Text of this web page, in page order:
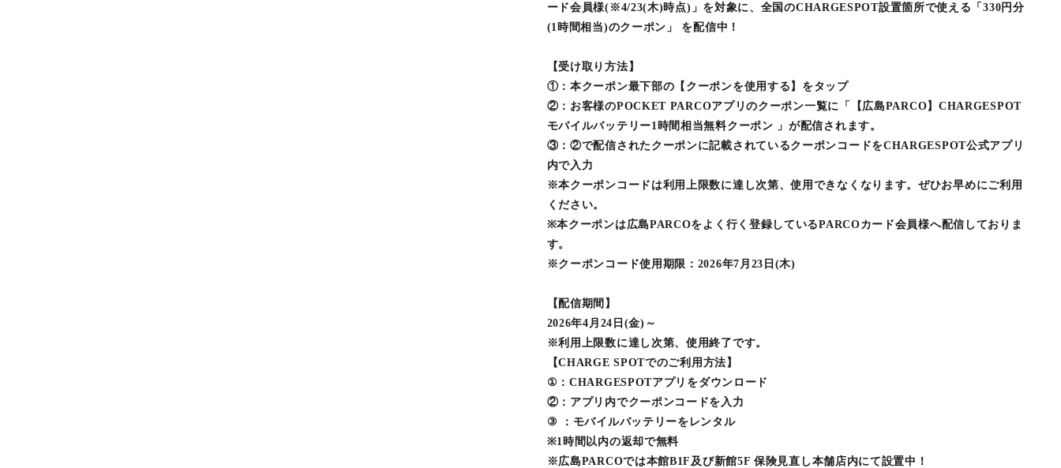
ード会員様(※4/23(木)時点)」を対象に、全国のCHARGESPOT設置箇所で使える「330円分
(1時間相当)のクーポン」 を配信中！
【受け取り方法】
①：本クーポン最下部の【クーポンを使用する】をタップ
②：お客様のPOCKET PARCOアプリのクーポン一覧に「【広島PARCO】CHARGESPOT
モバイルバッテリー1時間相当無料クーポン 」が配信されます。
③：②で配信されたクーポンに記載されているクーポンコードをCHARGESPOT公式アプリ
内で入力
※本クーポンコードは利用上限数に達し次第、使用できなくなります。ぜひお早めにご利用
ください。
※本クーポンは広島PARCOをよく行く登録しているPARCOカード会員様へ配信しておりま
す。
※クーポンコード使用期限：2026年7月23日(木)
【配信期間】
2026年4月24日(金)～
※利用上限数に達し次第、使用終了です。
【CHARGE SPOTでのご利用方法】
①：CHARGESPOTアプリをダウンロード
②：アプリ内でクーポンコードを入力
③ ：モバイルバッテリーをレンタル
※1時間以内の返却で無料
※広島PARCOでは本館B1F及び新館5F 保険見直し本舗店内にて設置中！